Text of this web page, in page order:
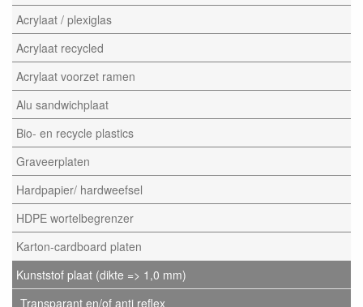
Acrylaat / plexiglas
Acrylaat recycled
Acrylaat voorzet ramen
Alu sandwichplaat
Bio- en recycle plastics
Graveerplaten
Hardpapier/ hardweefsel
HDPE wortelbegrenzer
Karton-cardboard platen
Kunststof plaat (dikte => 1,0 mm)
Transparant en/of anti reflex